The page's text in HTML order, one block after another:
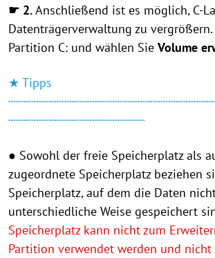
☛ 2.Anschließend ist es möglich, C-
Datenträgerverwaltung zu
Partition C: und wählen Sie Volume
★ Tipps
┄┄┄┄┄┄┄┄┄┄┄┄┄┄┄┄┄┄
● Sowohl der freie Speicherplatz als
zugeordnete Speicherplatz beziehen
Speicherplatz, auf dem die Daten
unterschiedliche Weise gespeichert
Speicherplatz kann nicht zum
Partition verwendet werden und nicht